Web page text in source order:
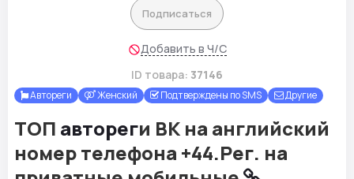
Подписаться
Добавить в Ч/С
ID товара: 37146
Автореги Женский Подтверждены по SMS Другие
ТОП автореги ВК на английский
номер телефона +44.Рег. на